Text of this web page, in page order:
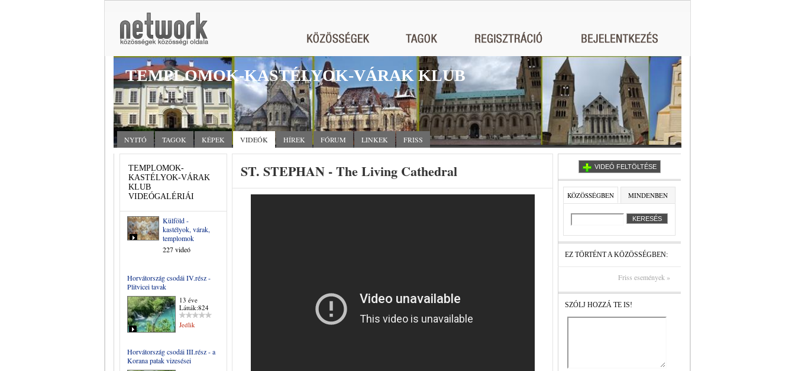
TEMPLOMOK-KASTÉLYOK-VÁRAK KLUB
NYITÓ TAGOK KÉPEK VIDEÓK HÍREK FÓRUM LINKEK FRISS
TEMPLOMOK-
KASTÉLYOK-VÁRAK
KLUB
VIDEÓGALÉRIÁI
Külföld -
kastélyok, várak,
templomok
227 videó
Horvátország csodái IV.rész -
Plitvicei tavak
13 éve
Látták:824
Jedlik
Horvátország csodái III.rész - a
Korana patak vizesései
ST. STEPHAN - The Living Cathedral VIDEÓ FELTÖLTÉSE
KÖZÖSSÉGBEN MINDENBEN
EZ TÖRTÉNT A KÖZÖSSÉGBEN:
Friss események »
SZÓLJ HOZZÁ TE IS!